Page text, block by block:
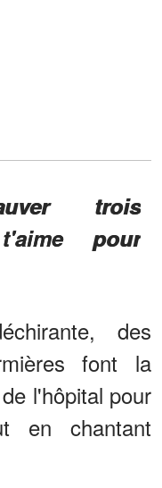
trois
pour
des
font la
l'hôpital pour
en chantant